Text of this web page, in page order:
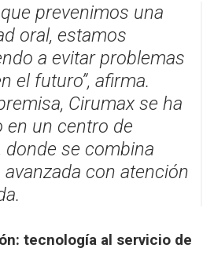
que prevenimos una
oral, estamos
a evitar problemas
el futuro”, afirma.
Cirumax se ha
en un centro de
donde se combina
con atención
tecnología al servicio de